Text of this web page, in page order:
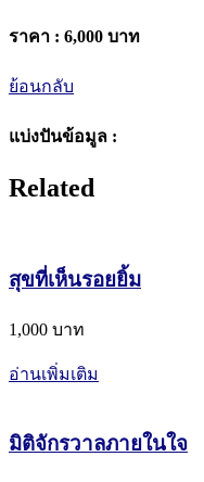
ราคา : 6,000 บาท
ย้อนกลับ
แบ่งปันข้อมูล :
Related
สุขที่เห็นรอยยิ้ม
1,000 บาท
อ่านเพิ่มเติม
มิติจักรวาลภายในใจ